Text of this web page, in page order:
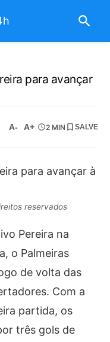
para avançar
A- A+ 2 MIN SALVE
reservados
Pereira na
o Palmeiras
de volta das
Com a
partida, os
três gols de